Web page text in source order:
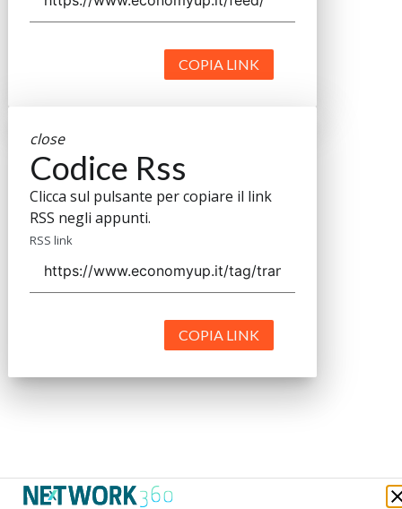
COPIA LINK
close
Codice Rss
Clicca sul pulsante per copiare il link
RSS negli appunti.
RSS link
COPIA LINK